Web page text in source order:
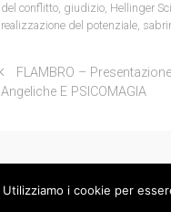
del conflitto, giudizio, Hellinger
realizzazione del potenziale,
FLAMBRO –
Angeliche E PSICOMAGIA
Utilizziamo i cookie per